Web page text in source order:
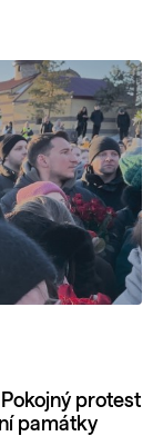
protest
památky